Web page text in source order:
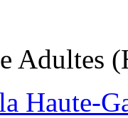
Adultes
Haute-